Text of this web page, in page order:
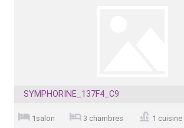
SYMPHORINE_137F4_C9
1salon 3 chambres 1 cuisine